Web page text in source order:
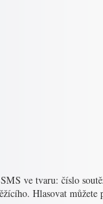
ve tvaru: číslo
Hlasovat